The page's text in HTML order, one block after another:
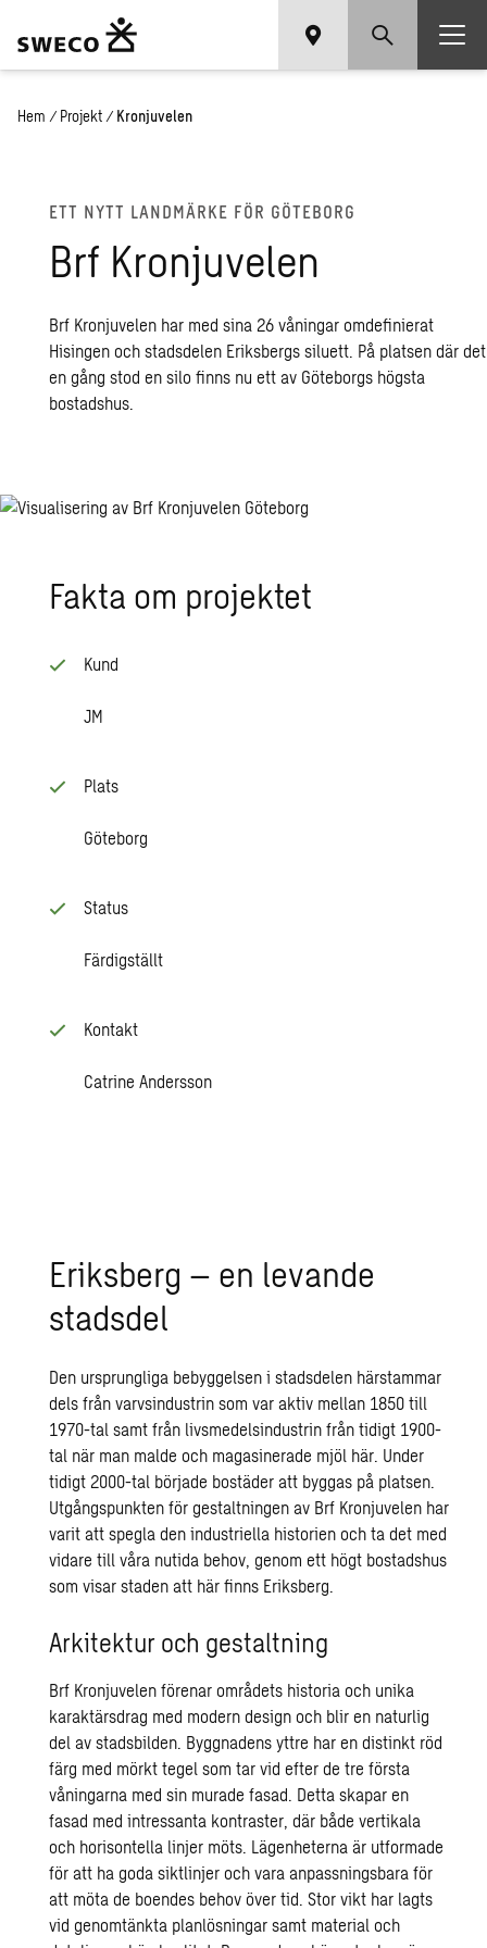
Hem / Projekt / Kronjuvelen
ETT NYTT LAND­MÄR­KE FÖR GÖ­TE­BORG
Brf Kron­ju­ve­len
Brf Kronjuvelen har med sina 26 våningar omdefinierat
Hisingen och stadsdelen Eriksbergs siluett. På platsen där det
en gång stod en silo finns nu ett av Göteborgs högsta
bostadshus.
Fakta om pro­jek­tet
Kund
JM
Plats
Göteborg
Status
Färdigställt
Kontakt
Catrine Andersson
Er­iks­berg – en le­van­de
stads­del
Den ursprungliga bebyggelsen i stadsdelen härstammar
dels från varvsindustrin som var aktiv mellan 1850 till
1970-tal samt från livsmedelsindustrin från tidigt 1900-
tal när man malde och magasinerade mjöl här. Under
tidigt 2000-tal började bostäder att byggas på platsen.
Utgångspunkten för gestaltningen av Brf Kronjuvelen har
varit att spegla den industriella historien och ta det med
vidare till våra nutida behov, genom ett högt bostadshus
som visar staden att här finns Eriksberg.
Arkitektur och gestaltning
Brf Kronjuvelen förenar områdets historia och unika
karaktärsdrag med modern design och blir en naturlig
del av stadsbilden. Byggnadens yttre har en distinkt röd
färg med mörkt tegel som tar vid efter de tre första
våningarna med sin murade fasad. Detta skapar en
fasad med intressanta kontraster, där både vertikala
och horisontella linjer möts. Lägenheterna är utformade
för att ha goda siktlinjer och vara anpassningsbara för
att möta de boendes behov över tid. Stor vikt har lagts
vid genomtänkta planlösningar samt material och